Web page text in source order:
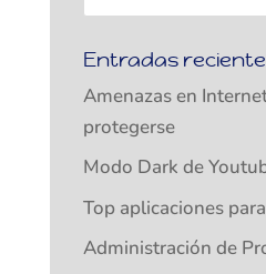
Entradas
Amenazas en
protegerse
Modo Dark de
Top aplicaciones
Administración de